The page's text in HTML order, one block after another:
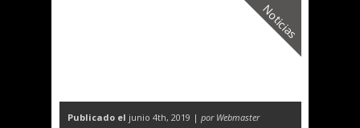
Noticias
Publicado el junio 4th, 2019 | por Webmaster